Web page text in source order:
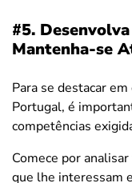
#5.
Mantenha-se
Para se destacar
Portugal, é
competências
Comece por
que lhe interessam